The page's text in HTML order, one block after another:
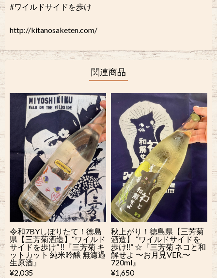
#ワイルドサイドを歩け
http://kitanosaketen.com/
関連商品
令和7BYしぼりたて！徳島
県【三芳菊酒造】“ワイルド
サイドを歩け” ‼︎『三芳菊 キ
ットカット 純米吟醸 無濾過
生原酒』
¥2,035
秋上がり！徳島県【三芳菊
酒造】 “ワイルドサイドを
歩け‼︎” ☆『三芳菊 ネコと和
解せよ 〜お月見VER.〜
720ml』
¥1,650